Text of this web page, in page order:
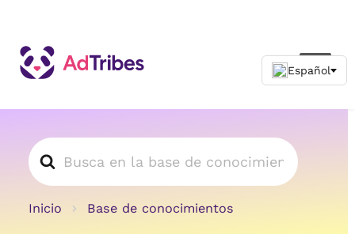
Buscar
Inicio Base de conocimientos